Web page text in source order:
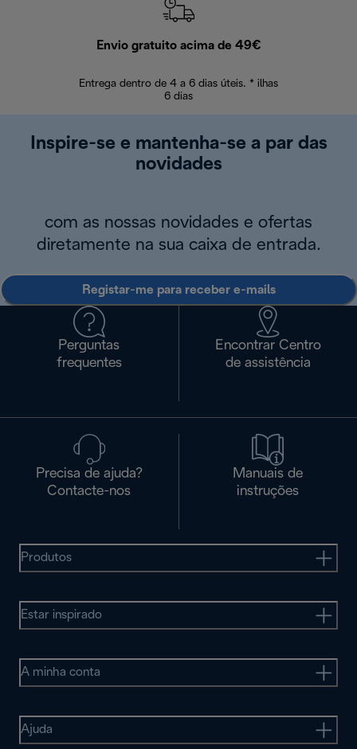
Envio gratuito acima de 49€
Entrega dentro de 4 a 6 dias úteis. * ilhas
6 dias
Inspire-se e mantenha-se a par das
novidades
com as nossas novidades e ofertas
diretamente na sua caixa de entrada.
Registar-me para receber e-mails
Perguntas
frequentes
Encontrar Centro
de assistência
Precisa de ajuda?
Contacte-nos
Manuais de
instruções
Produtos
Estar inspirado
A minha conta
Ajuda